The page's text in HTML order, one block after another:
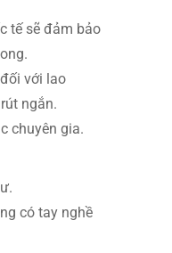
tế sẽ đảm bảo
với lao
ngắn.
chuyên gia.
có tay nghề